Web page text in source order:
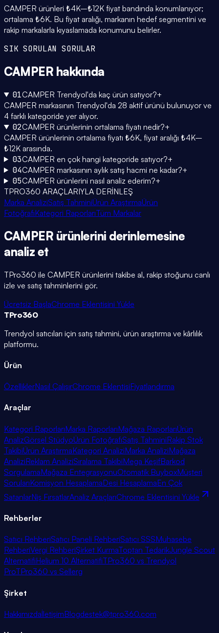
CAMPER ürünleri ₺4K–₺12K fiyat bandında konumlanıyor;
ortalama ₺6K. Bu fiyat aralığı, markanın hedef segmentini ve
rakip markalarla kıyaslamada konumunu belirler.
SIK SORULAN SORULAR
CAMPER hakkında
01CAMPER Trendyol'da kaç ürün satıyor?+
CAMPER markasının Trendyol'da 28 aktif ürünü bulunuyor ve
4 farklı kategoride yer alıyor.
02CAMPER ürünlerinin ortalama fiyatı nedir?+
CAMPER ürünlerinin ortalama fiyatı ₺6K, fiyat aralığı ₺4K–
₺12K arasında.
03CAMPER en çok hangi kategoride satıyor?+
04CAMPER markasının aylık satış hacmi ne kadar?+
05CAMPER ürünlerini nasıl analiz ederim?+
TPRO360 ARAÇLARIYLA DERİNLEŞ
Marka AnaliziSatış TahminiÜrün AraştırmaÜrün
FotoğrafıKategori RaporlarıTüm Markalar
CAMPER ürünlerini derinlemesine
analiz et
TPro360 ile CAMPER ürünlerini takibe al, rakip stoğunu canlı
izle ve satış tahminlerini gör.
Ücretsiz BaşlaChrome Eklentisini Yükle
TPro360
Trendyol satıcıları için satış tahmini, ürün araştırma ve kârlılık
platformu.
Ürün
ÖzelliklerNasıl ÇalışırChrome EklentisiFiyatlandırma
Araçlar
Kategori RaporlarıMarka RaporlarıMağaza RaporlarıÜrün
AnalizGörsel StüdyoÜrün FotoğrafıSatış TahminiRakip Stok
TakibiÜrün AraştırmaKategori AnaliziMarka AnaliziMağaza
AnaliziReklam AnaliziSıralama TakibiMega KeşifBarkod
SorgulamaMağaza EntegrasyonuOtomatik BuyboxMüşteri
SorularıKomisyon HesaplamaDesi HesaplamaEn Çok
SatanlarNiş FırsatlarAnaliz AraçlarıChrome Eklentisini Yükle
Rehberler
Satıcı RehberiSatıcı Paneli RehberiSatıcı SSSMuhasebe
RehberiVergi RehberiŞirket KurmaToptan TedarikJungle Scout
AlternatifiHelium 10 AlternatifiTPro360 vs Trendyol
ProTPro360 vs Sellerg
Şirket
HakkımızdaİletişimBlogdestek@tpro360.com